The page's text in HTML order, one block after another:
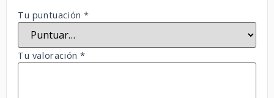
Tu puntuación*
Tu valoración*